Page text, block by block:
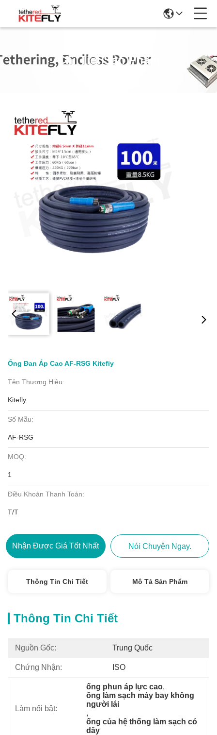
Chi Tiết Sản Phẩm
Ống Đan Áp Cao AF-RSG Kitefiy
Tên Thương Hiệu:
Kitefly
Số Mẫu:
AF-RSG
MOQ:
1
Điều Khoản Thanh Toán:
T/T
Nhận Được Giá Tốt Nhất Nói Chuyện Ngay.
Thông Tin Chi Tiết Mô Tả Sản Phẩm
Thông Tin Chi Tiết
Nguồn Gốc: Trung Quốc
Chứng Nhận: ISO
Làm nổi bật:
ống phun áp lực cao,
ống làm sạch máy bay không
người lái
,
ống của hệ thống làm sạch có
dây